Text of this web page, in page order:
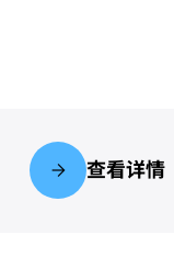
查看详情